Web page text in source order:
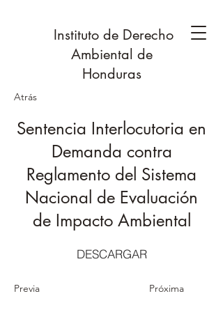
Instituto de Derecho
Ambiental de
Honduras
Atrás
Sentencia Interlocutoria en
Demanda contra
Reglamento del Sistema
Nacional de Evaluación
de Impacto Ambiental
DESCARGAR
Previa Próxima